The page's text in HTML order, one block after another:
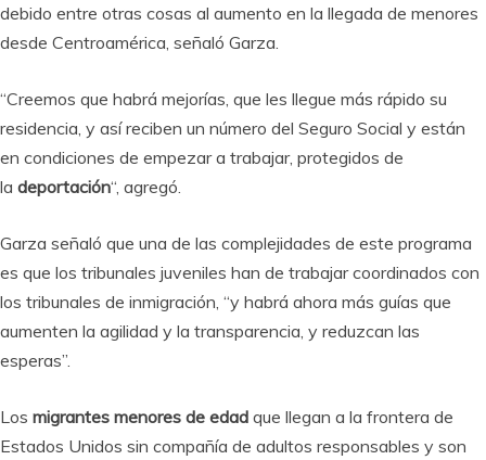
debido entre otras cosas al aumento en la llegada de menores
desde Centroamérica, señaló Garza.
“Creemos que habrá mejorías, que les llegue más rápido su
residencia, y así reciben un número del Seguro Social y están
en condiciones de empezar a trabajar, protegidos de
la deportación“, agregó.
Garza señaló que una de las complejidades de este programa
es que los tribunales juveniles han de trabajar coordinados con
los tribunales de inmigración, “y habrá ahora más guías que
aumenten la agilidad y la transparencia, y reduzcan las
esperas”.
Los migrantes menores de edad que llegan a la frontera de
Estados Unidos sin compañía de adultos responsables y son